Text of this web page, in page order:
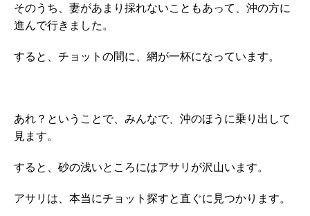
そのうち、妻があまり採れないこともあって、沖の方に
進んで行きました。
すると、チョットの間に、網が一杯になっています。
あれ？ということで、みんなで、沖のほうに乗り出して
見ます。
すると、砂の浅いところにはアサリが沢山います。
アサリは、本当にチョット探すと直ぐに見つかります。